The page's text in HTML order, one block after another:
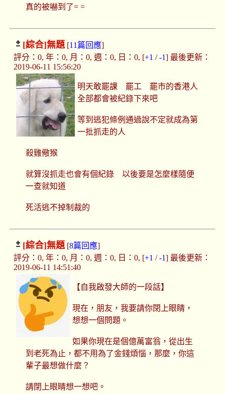
真的被嚇到了= =
[綜合]無題[11篇回應]
評分：0, 年：0, 月：0, 週：0, 日：0, [+1 /-1] 最後更新：
2019-06-11 15:56:20
明天敢罷課 罷工 罷市的香港人
全部都會被紀錄下來吧
等到逃犯條例通過說不定就成為第
一批抓走的人
殺雞儆猴
就算沒抓走也會有個紀錄 以後要是怎麼樣隨便
一查就知道
死活逃不掉制裁的
[綜合]無題[8篇回應]
評分：0, 年：0, 月：0, 週：0, 日：0, [+1 /-1] 最後更新：
2019-06-11 14:51:40
【自我啟發大師的一段話】
現在，朋友，我要請你閉上眼睛，
想想一個問題。
如果你現在是個億萬富翁，從出生
到老死為止，都不用為了金錢煩惱，那麼，你這
輩子最想做什麼？
請閉上眼睛想一想吧。